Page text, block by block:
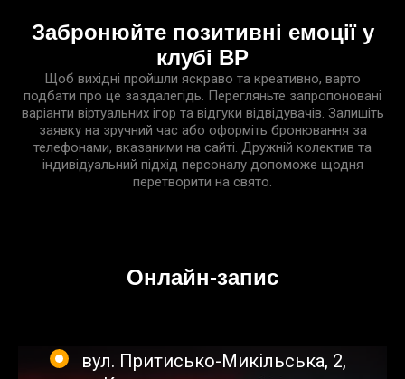
Забронюйте позитивні емоції у
клубі ВР
Щоб вихідні пройшли яскраво та креативно, варто
подбати про це заздалегідь. Перегляньте запропоновані
варіанти віртуальних ігор та відгуки відвідувачів. Залишіть
заявку на зручний час або оформіть бронювання за
телефонами, вказаними на сайті. Дружній колектив та
індивідуальний підхід персоналу допоможе щодня
перетворити на свято.
Онлайн-запис
вул. Притисько-Микільська, 2,